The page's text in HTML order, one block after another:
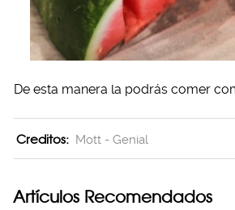
De esta manera la podrás comer
Creditos: Mott - Genial
Artículos Recomendados